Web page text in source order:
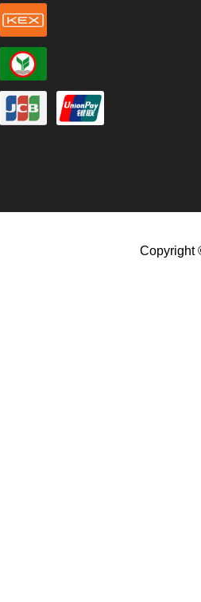
Copyright